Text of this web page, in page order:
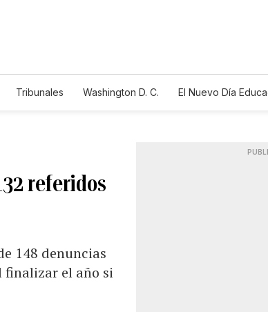
Tribunales Washington D. C.
El Nuevo Día
referidos
148 denuncias
finalizar el año si